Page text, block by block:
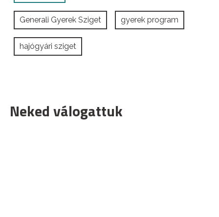
Generali Gyerek Sziget gyerek program
hajógyári sziget
Neked válogattuk